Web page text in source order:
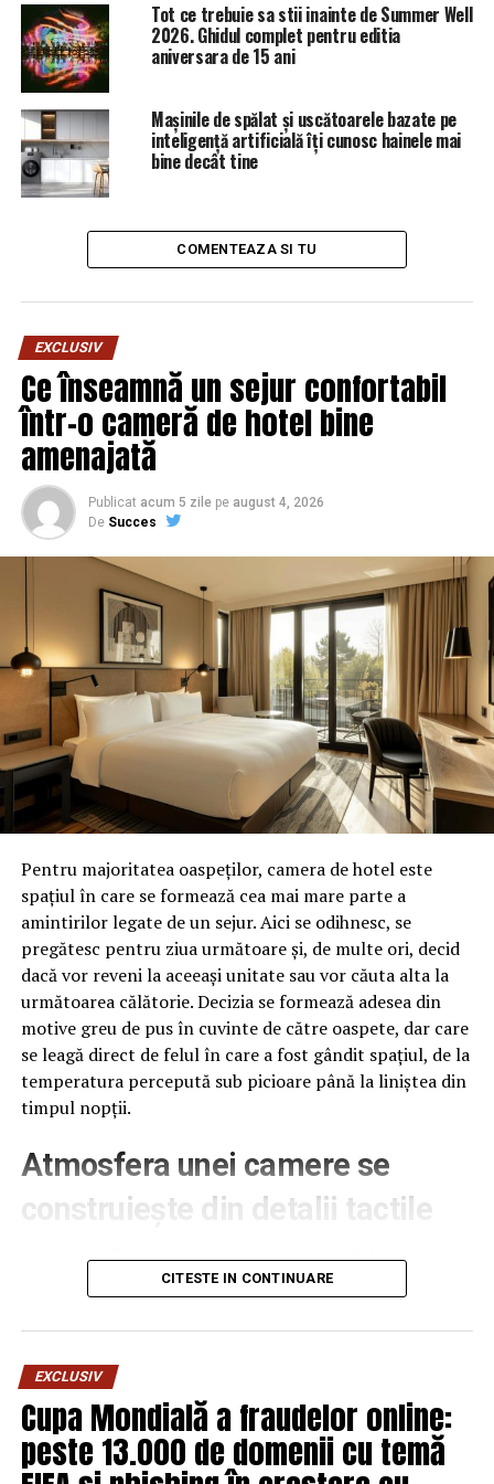
eroul digital al generației de mâine! / Comisarul de
Prahova
NU RATATI
Alertă medicală! Informații importante despre aspirină.
Multi români fac un lucru extrem de periculos /
Comisarul de Prahova
Tot ce trebuie sa stii inainte de Summer Well
2026. Ghidul complet pentru editia
aniversara de 15 ani
Mașinile de spălat și uscătoarele bazate pe
inteligență artificială îți cunosc hainele mai
bine decât tine
COMENTEAZA SI TU
EXCLUSIV
Ce înseamnă un sejur confortabil
într-o cameră de hotel bine
amenajată
Publicat acum 5 zile pe august 4, 2026
De Succes
Pentru majoritatea oaspeților, camera de hotel este
spațiul în care se formează cea mai mare parte a
amintirilor legate de un sejur. Aici se odihnesc, se
pregătesc pentru ziua următoare și, de multe ori, decid
dacă vor reveni la aceeași unitate sau vor căuta alta la
următoarea călătorie. Decizia se formează adesea din
motive greu de pus în cuvinte de către oaspete, dar care
se leagă direct de felul în care a fost gândit spațiul, de la
temperatura percepută sub picioare până la liniștea din
timpul nopții.
Atmosfera unei camere se
construiește din detalii tactile
Contactul direct cu pardoseala este una dintre primele
senzații fizice pe care le are un oaspete atunci când
pe drum, seara târziu. Textura și moliciunea potrivite,
oferite democheta hotel
care este percepută o cameră, chiar dacă restul
mobilierului rămâne identic de la o unitate la alta din
același lanț hotelier internațional.
CITESTE IN CONTINUARE
EXCLUSIV
Cupa Mondială a fraudelor online:
peste 13.000 de domenii cu temă